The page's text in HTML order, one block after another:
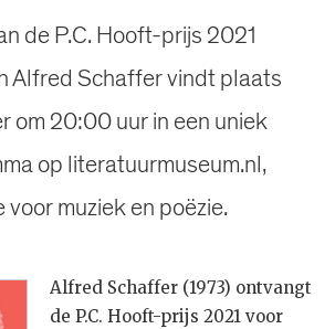
de P.C. Hooft-prijs 2021
Alfred Schaffer vindt plaats
om 20:00 uur in een uniek
op literatuurmuseum.nl,
muziek en poëzie.
Alfred Schaffer (1973) ontvangt
de P.C. Hooft-prijs 2021 voor